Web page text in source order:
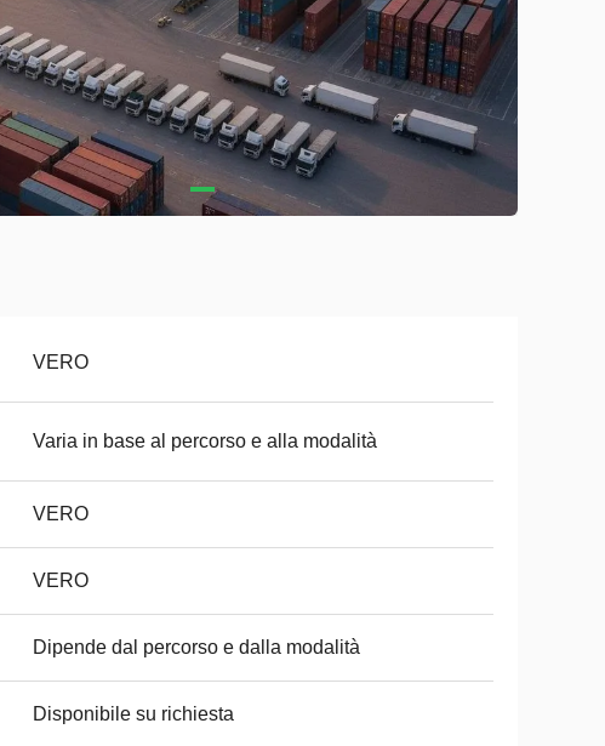
VERO
Varia in base al percorso e alla modalità
VERO
VERO
Dipende dal percorso e dalla modalità
Disponibile su richiesta